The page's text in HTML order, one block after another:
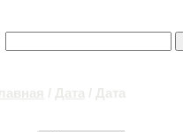
/ Дата / Дата